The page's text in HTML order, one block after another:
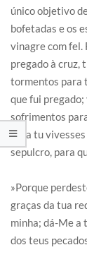
único objetivo
bofetadas e os
vinagre com fel.
pregado à cruz,
tormentos para
que fui
sofrimentos
para tu
sepulcro, para
»Porque
graças da tua
minha; dá-Me a
dos teus